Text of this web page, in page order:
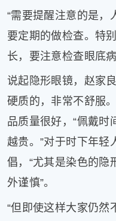
“需要提醒注意的是，
要定期的做检查。特
长，要注意检查眼底
说起隐形眼镜，赵家
硬质的，非常不舒服
品质量很好，“佩戴时
越贵。”对于时下年轻
倡，“尤其是染色的隐
外谨慎”。
“但即使这样大家仍然